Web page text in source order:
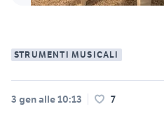
STRUMENTI MUSICALI
3 gen alle 10:13 7